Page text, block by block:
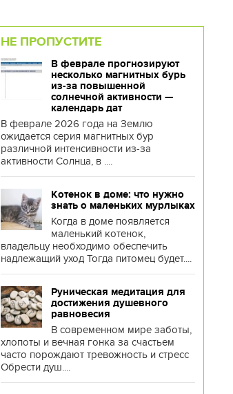
НЕ ПРОПУСТИТЕ
В феврале прогнозируют
несколько магнитных бурь
из-за повышенной
солнечной активности —
календарь дат
В феврале 2026 года на Землю
ожидается серия магнитных бур
различной интенсивности из-за
активности Солнца, в ....
Котенок в доме: что нужно
знать о маленьких мурлыках
Когда в доме появляется
маленький котенок,
владельцу необходимо обеспечить
надлежащий уход Тогда питомец будет....
Руническая медитация для
достижения душевного
равновесия
В современном мире заботы,
хлопоты и вечная гонка за счастьем
часто порождают тревожность и стресс
Обрести душ....